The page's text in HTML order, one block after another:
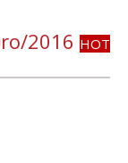
2016 HOT